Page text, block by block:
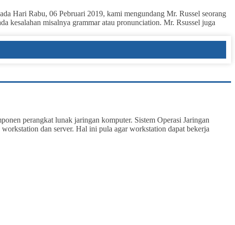
Hari Rabu, 06 Pebruari 2019, kami mengundang Mr. Russel seorang
kesalahan misalnya grammar atau pronunciation. Mr. Rsussel juga
perangkat lunak jaringan komputer. Sistem Operasi Jaringan
dan server. Hal ini pula agar workstation dapat bekerja